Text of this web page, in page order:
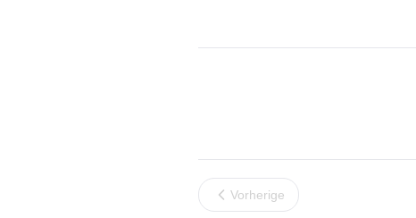
Vorherige